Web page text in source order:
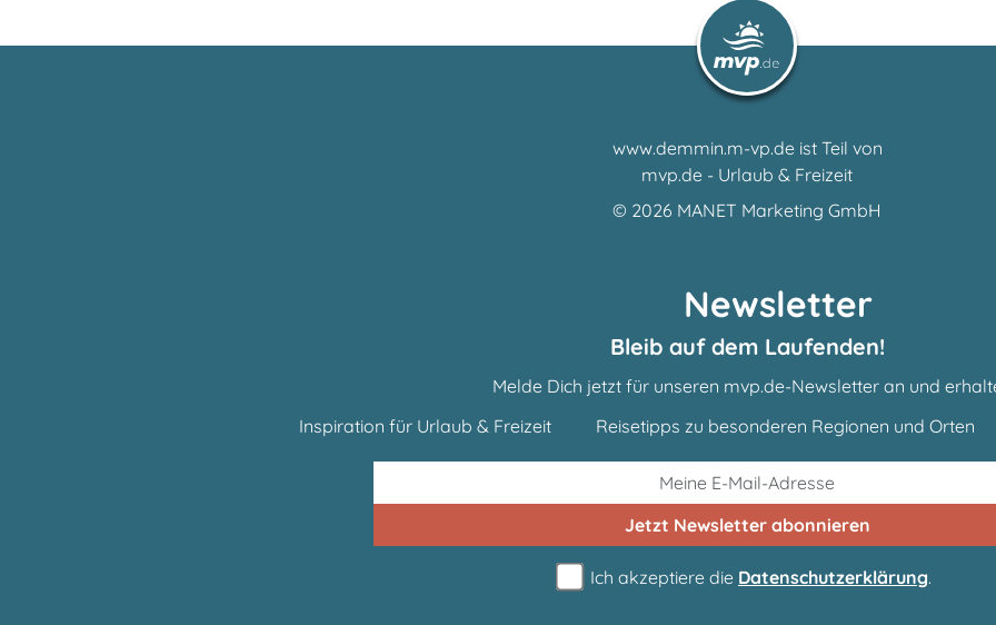
www.demmin.m-vp.de ist Teil von
mvp.de - Urlaub & Freizeit
© 2026 MANET Marketing GmbH
Newsletter
Bleib auf dem Laufenden!
Melde Dich jetzt für unseren mvp.de-Newsletter an und
Inspiration für Urlaub & Freizeit
Reisetipps zu besonderen Regionen und Orten
Jetzt Newsletterabonnieren
Ich akzeptiere die Datenschutzerklärung.